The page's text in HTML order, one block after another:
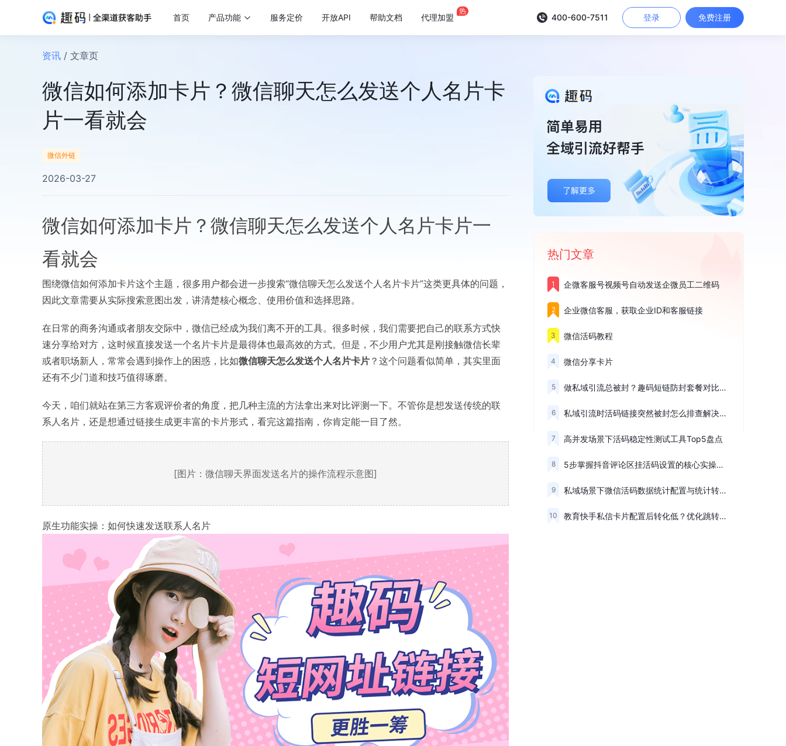
首页 产品功能 服务定价 开放API 帮助文档 代理加盟
热
400-600-7511 登录 免费注册
资讯 / 文章页
微信如何添加卡片？微信聊天怎么发送个人名片卡
片一看就会
微信外链
2026-03-27
微信如何添加卡片？微信聊天怎么发送个人名片卡片一
看就会
围绕微信如何添加卡片这个主题，很多用户都会进一步搜索“微信聊天怎么发送个人名片卡片”这类更具体的问题，
因此文章需要从实际搜索意图出发，讲清楚核心概念、使用价值和选择思路。
在日常的商务沟通或者朋友交际中，微信已经成为我们离不开的工具。很多时候，我们需要把自己的联系方式快
速分享给对方，这时候直接发送一个名片卡片是最得体也最高效的方式。但是，不少用户尤其是刚接触微信长辈
或者职场新人，常常会遇到操作上的困惑，比如微信聊天怎么发送个人名片卡片 ？这个问题看似简单，其实里面
还有不少门道和技巧值得琢磨。
今天，咱们就站在第三方客观评价者的角度，把几种主流的方法拿出来对比评测一下。不管你是想发送传统的联
系人名片，还是想通过链接生成更丰富的卡片形式，看完这篇指南，你肯定能一目了然。
[图片：微信聊天界面发送名片的操作流程示意图]
原生功能实操：如何快速发送联系人名片
热门文章
1 企微客服号视频号自动发送企微员工二维码
2 企业微信客服，获取企业ID和客服链接
3 微信活码教程
4 微信分享卡片
5 做私域引流总被封？趣码短链防封套餐对比与选择思路
6 私域引流时活码链接突然被封怎么排查解决？三大失效场景解析
7 高并发场景下活码稳定性测试工具Top5盘点
8 5步掌握抖音评论区挂活码设置的核心实操步骤
9 私域场景下微信活码数据统计配置与统计转化数据的实操方法
10 教育快手私信卡片配置后转化低？优化跳转路径与话术设计